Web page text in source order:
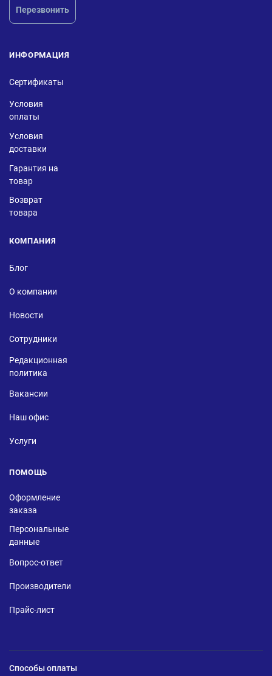
Перезвонить
ИНФОРМАЦИЯ
Сертификаты
Условия
оплаты
Условия
доставки
Гарантия на
товар
Возврат
товара
КОМПАНИЯ
Блог
О компании
Новости
Сотрудники
Редакционная
политика
Вакансии
Наш офис
Услуги
ПОМОЩЬ
Оформление
заказа
Персональные
данные
Вопрос-ответ
Производители
Прайс-лист
Способы оплаты